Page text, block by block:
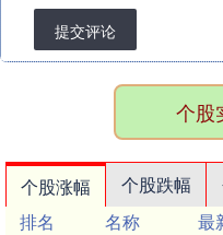
提交评论
个股
个股涨幅 个股跌幅
排名
名称 最